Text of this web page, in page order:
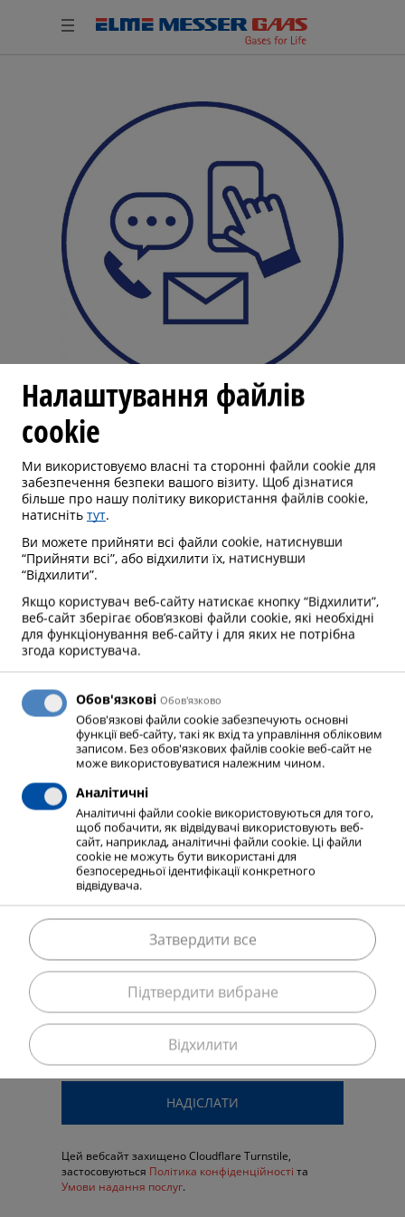
Зв'яжіться з нами
Ми завжди відкриті до співпраці!
Зв’яжіться з нами, і ми
допоможемо!
Рекламації та заявки на технічне
обслуговування також приймаються у
контактній формі та у живому чаті на
сайті
Я погоджуюсь, що мої дані будуть
оброблені та збережені для оцінки
цієї заявки.
Цей вебсайт захищено Cloudflare Turnstile,
застосовуються Політика конфіденційності та
Умови надання послуг.
Налаштування файлів
cookie
Ми використовуємо власні та сторонні файли cookie для
забезпечення безпеки вашого візиту. Щоб дізнатися
більше про нашу політику використання файлів cookie,
натисніть тут.
Ви можете прийняти всі файли cookie, натиснувши
“Прийняти всі”, або відхилити їх, натиснувши
“Відхилити”.
Якщо користувач веб-сайту натискає кнопку “Відхилити”,
веб-сайт зберігає обов’язкові файли cookie, які необхідні
для функціонування веб-сайту і для яких не потрібна
згода користувача.
Обов'язкові Oбов'язково
Обов'язкові файли cookie забезпечують основні
функції веб-сайту, такі як вхід та управління обліковим
записом. Без обов'язкових файлів cookie веб-сайт не
може використовуватися належним чином.
Аналітичні
Аналітичні файли cookie використовуються для того,
щоб побачити, як відвідувачі використовують веб-
сайт, наприклад, аналітичні файли cookie. Ці файли
cookie не можуть бути використані для
безпосередньої ідентифікації конкретного
відвідувача.
Відхилити
Підтвердити вибране
Затвердити все